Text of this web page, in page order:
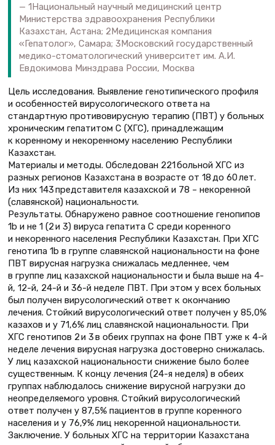
1Национальный научный медицинский центр
Министерства здравоохранения Республики
Казахстан, Астана; 2Медицинская компания
«Гепатолог», Самара; 3Московский государственный
медико-стоматологический университет им. А.И.
Евдокимова Минздрава России, Москва
Цель исследования. Выявление генотипического профиля
и особенностей вирусологического ответа на
стандартную противовирусную терапию (ПВТ) у больных
хроническим гепатитом С (ХГС), принадлежащим
к коренному и некоренному населению Республики
Казахстан.
Материалы и методы. Обследован 221 больной ХГС из
разных регионов Казахстана в возрасте от 18 до 60 лет.
Из них 143 представителя казахской и 78 – некоренной
(славянской) национальности.
Результаты. Обнаружено равное соотношение генопипов
1b и не 1 (2 и 3) вируса гепатита С среди коренного
и некоренного населения Республики Казахстан. При ХГС
генотипа 1b в группе славянской национальности на фоне
ПВТ вирусная нагрузка снижалась медленнее, чем
в группе лиц казахской национальности и была выше на 4-
й, 12-й, 24-й и 36-й неделе ПВТ. При этом у всех больных
был получен вирусологический ответ к окончанию
лечения. Стойкий вирусологический ответ получен у 85,0%
казахов и у 71,6% лиц славянской национальности. При
ХГС генотипов 2 и 3 в обеих группах на фоне ПВТ уже к 4-й
неделе лечения вирусная нагрузка достоверно снижалась.
У лиц казахской национальности снижение было более
существенным. К концу лечения (24-я неделя) в обеих
группах наблюдалось снижение вирусной нагрузки до
неопределяемого уровня. Стойкий вирусологический
ответ получен у 87,5% пациентов в группе коренного
населения и у 76,9% лиц некоренной национальности.
Заключение. У больных ХГС на территории Казахстана